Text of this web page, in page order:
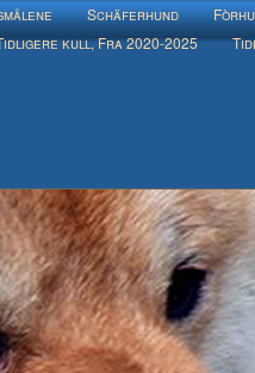
Schäferhund
kull, Fra 2020-2025